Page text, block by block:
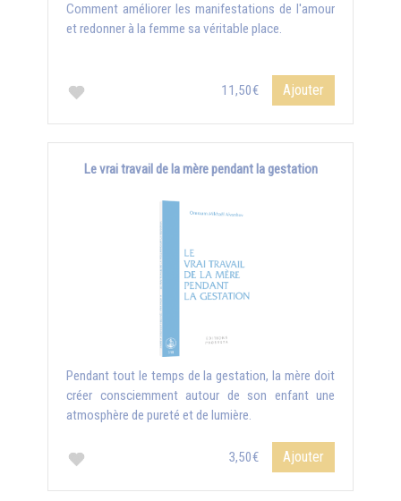
Comment améliorer les manifestations de l'amour
et redonner à la femme sa véritable place.
11,50€ Ajouter
Le vrai travail de la mère pendant la gestation
Pendant tout le temps de la gestation, la mère doit
créer consciemment autour de son enfant une
atmosphère de pureté et de lumière.
3,50€ Ajouter